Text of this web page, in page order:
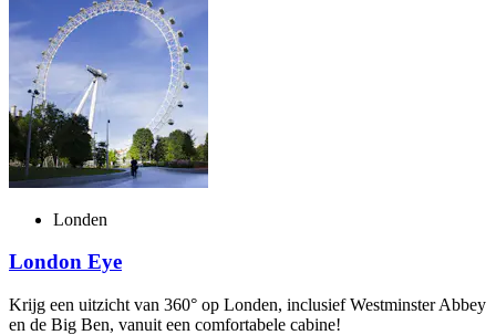
Londen
London Eye
Krijg een uitzicht van 360° op Londen, inclusief Westminster Abbey
en de Big Ben, vanuit een comfortabele cabine!